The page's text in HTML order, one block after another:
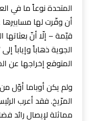
المتحدة نوعاً ما في
أن وفّرت لها مسابيرها
قيّمة – إلّا أنّ
الجوية ذهاباً وإياباً
المتوقع إخراجها عن
ولم يكن أوباما أوّل
المرّيخ. فقد أعرب
مماثلة لإيصال رائد